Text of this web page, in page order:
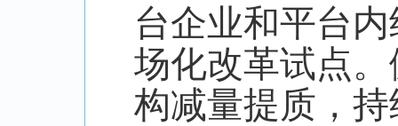
台企业和平台
场化改革试点
构减量提质，